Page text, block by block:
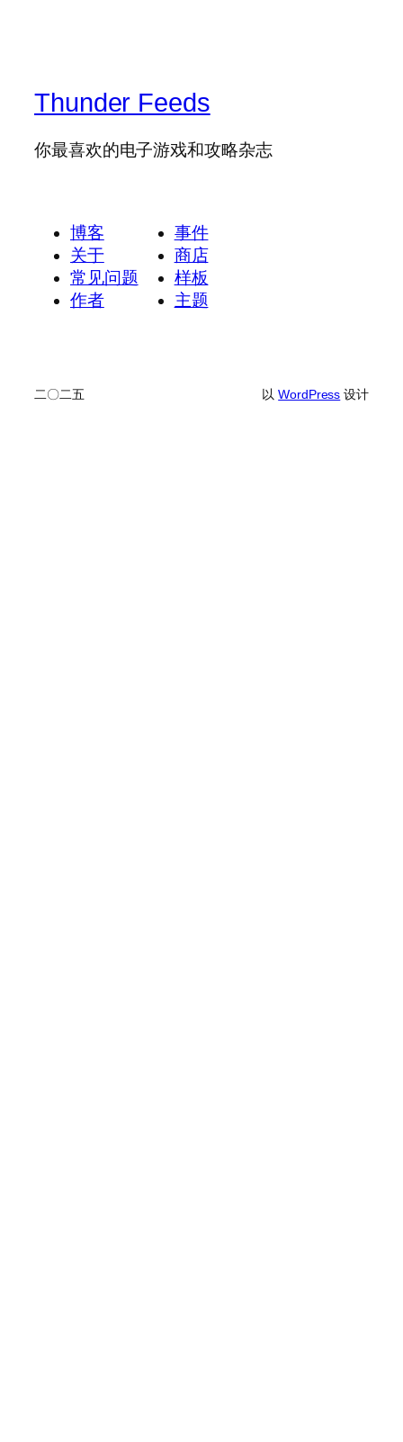
Thunder Feeds
你最喜欢的电子游戏和攻略杂志
博客
关于
常见问题
作者
事件
商店
样板
主题
二〇二五 以WordPress 设计